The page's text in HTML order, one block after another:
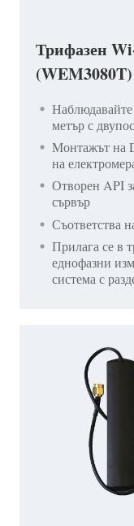
Трифазен
(WEM3080T)
Наблюдавайте
метър с
Монтажът на
на
Отворен API
сървър
Съответства
Прилага се в
еднофазни
система с